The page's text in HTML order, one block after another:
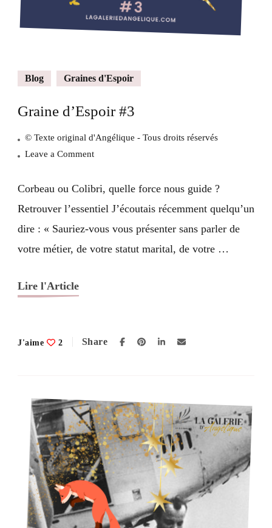
Blog Graines d'Espoir
Graine d’Espoir #3
© Texte original d'Angélique - Tous droits réservés
Leave a Commenton
d’Espoir
#3
Corbeau ou Colibri, quelle force nous guide ?
Retrouver l’essentiel J’écoutais récemment quelqu’un
dire : « Sauriez-vous vous présenter sans parler de
votre métier, de votre statut marital, de votre …
Lire l'Article
J'aime 2 Share